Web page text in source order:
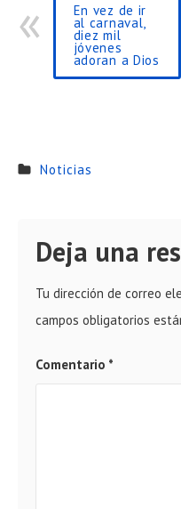
En vez de ir
al carnaval,
diez mil
jóvenes
adoran a Dios
Noticias
Deja una
Tu dirección de correo
campos obligatorios
Comentario *